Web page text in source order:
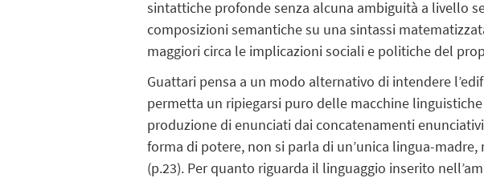
sintattiche profonde senza alcuna ambiguità a livello
composizioni semantiche su una sintassi
maggiori circa le implicazioni sociali e politiche del
Guattari pensa a un modo alternativo di intendere
permetta un ripiegarsi puro delle macchine
produzione di enunciati dai concatenamenti
forma di potere, non si parla di un’unica lingua-
(p.23). Per quanto riguarda il linguaggio inserito